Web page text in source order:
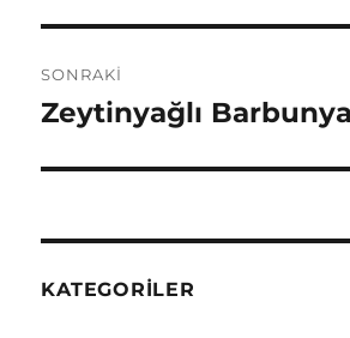
SONRAKI
Sonraki
Zeytinyağlı
KATEGORILER